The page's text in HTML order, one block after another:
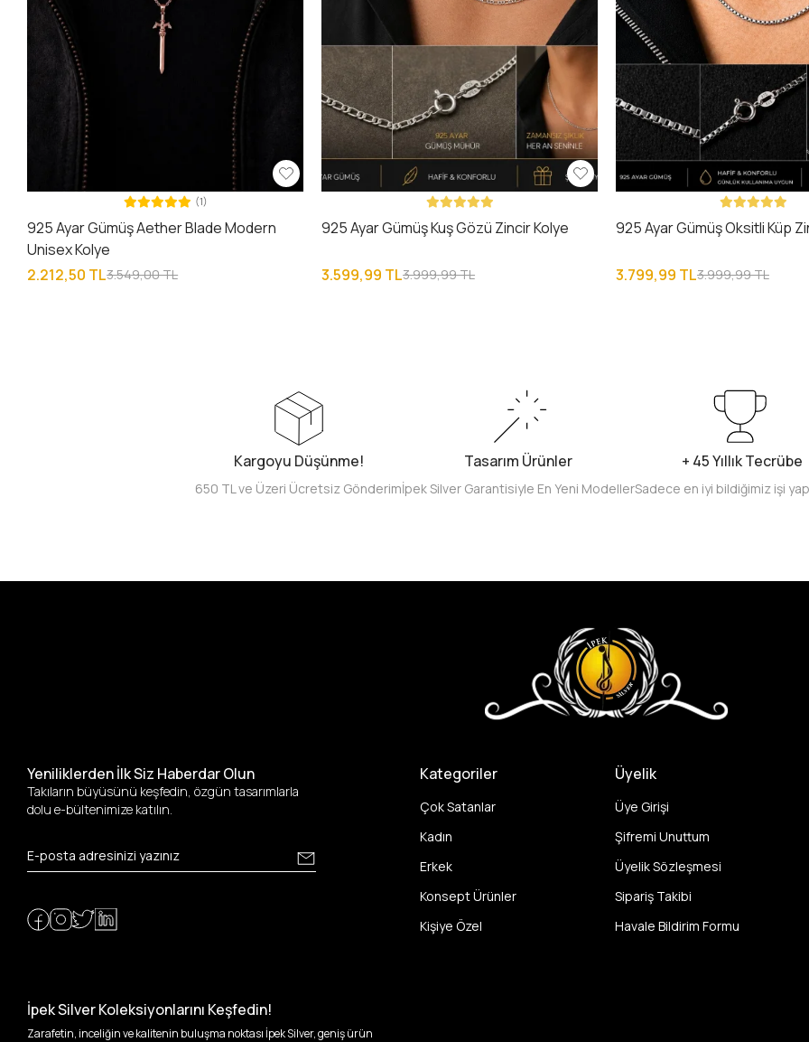
(1)
925 Ayar Gümüş Aether Blade Modern
Unisex Kolye
2.212,50 TL3.549,00 TL
925 Ayar Gümüş Kuş Gözü Zincir Kolye
3.599,99 TL3.999,99 TL
925 Ayar Gümüş Oksitli Küp
3.799,99 TL3.999,99 TL
Kargoyu Düşünme!
650 TL ve Üzeri Ücretsiz Gönderim
Tasarım Ürünler
İpek Silver Garantisiyle En Yeni Modeller
+ 45 Yıllık Tecrübe
Sadece en iyi bildiğimiz işi
Yeniliklerden İlk Siz Haberdar Olun
Takıların büyüsünü keşfedin, özgün tasarımlarla
dolu e-bültenimize katılın.
Kategoriler
Çok Satanlar
Kadın
Erkek
Konsept Ürünler
Kişiye Özel
Üyelik
Üye Girişi
Şifremi Unuttum
Üyelik Sözleşmesi
Sipariş Takibi
Havale Bildirim Formu
İpek Silver Koleksiyonlarını Keşfedin!
Zarafetin, inceliğin ve kalitenin buluşma noktası İpek Silver, geniş ürün